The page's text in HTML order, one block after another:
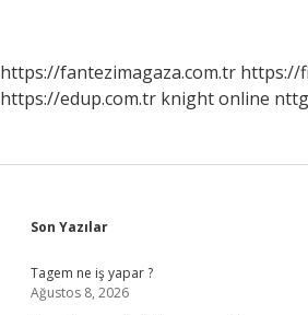
https://fantezimagaza.com.tr https://
https://edup.com.tr knight online
Sidebar
Son Yazılar
Tagem ne iş yapar ?
Ağustos 8, 2026